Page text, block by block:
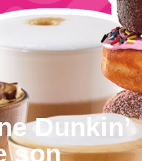
Dunkin’
son